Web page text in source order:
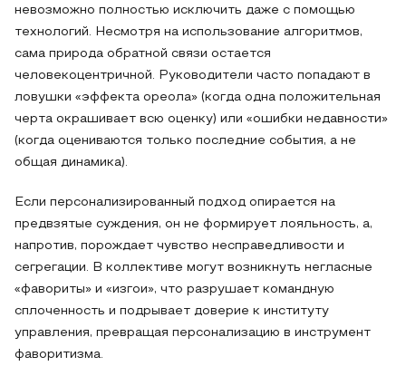
невозможно полностью исключить даже с помощью
технологий. Несмотря на использование алгоритмов,
сама природа обратной связи остается
человекоцентричной. Руководители часто попадают в
ловушки «эффекта ореола» (когда одна положительная
черта окрашивает всю оценку) или «ошибки недавности»
(когда оцениваются только последние события, а не
общая динамика).
Если персонализированный подход опирается на
предвзятые суждения, он не формирует лояльность, а,
напротив, порождает чувство несправедливости и
сегрегации. В коллективе могут возникнуть негласные
«фавориты» и «изгои», что разрушает командную
сплоченность и подрывает доверие к институту
управления, превращая персонализацию в инструмент
фаворитизма.